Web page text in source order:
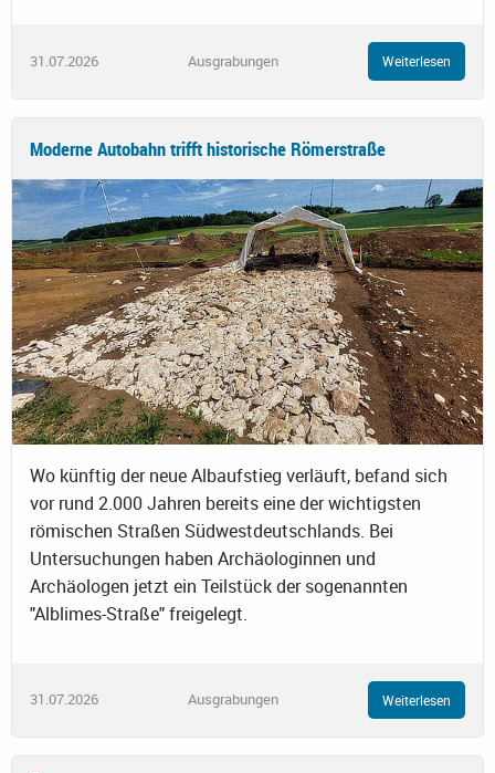
31.07.2026 Ausgrabungen Weiterlesen
Moderne Autobahn trifft historische Römerstraße
Wo künftig der neue Albaufstieg verläuft, befand sich
vor rund 2.000 Jahren bereits eine der wichtigsten
römischen Straßen Südwestdeutschlands. Bei
Untersuchungen haben Archäologinnen und
Archäologen jetzt ein Teilstück der sogenannten
"Alblimes-Straße" freigelegt.
31.07.2026 Ausgrabungen Weiterlesen